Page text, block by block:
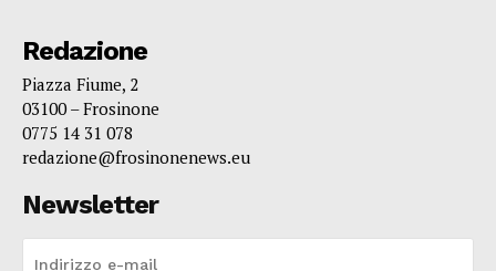
Redazione
Piazza Fiume, 2
03100 – Frosinone
0775 14 31 078
redazione@frosinonenews.eu
Newsletter